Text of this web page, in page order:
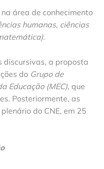
área de conhecimento
humanas, ciências
.
discursivas, a proposta
do Grupo de
Educação (MEC), que
Posteriormente, as
do CNE, em 25